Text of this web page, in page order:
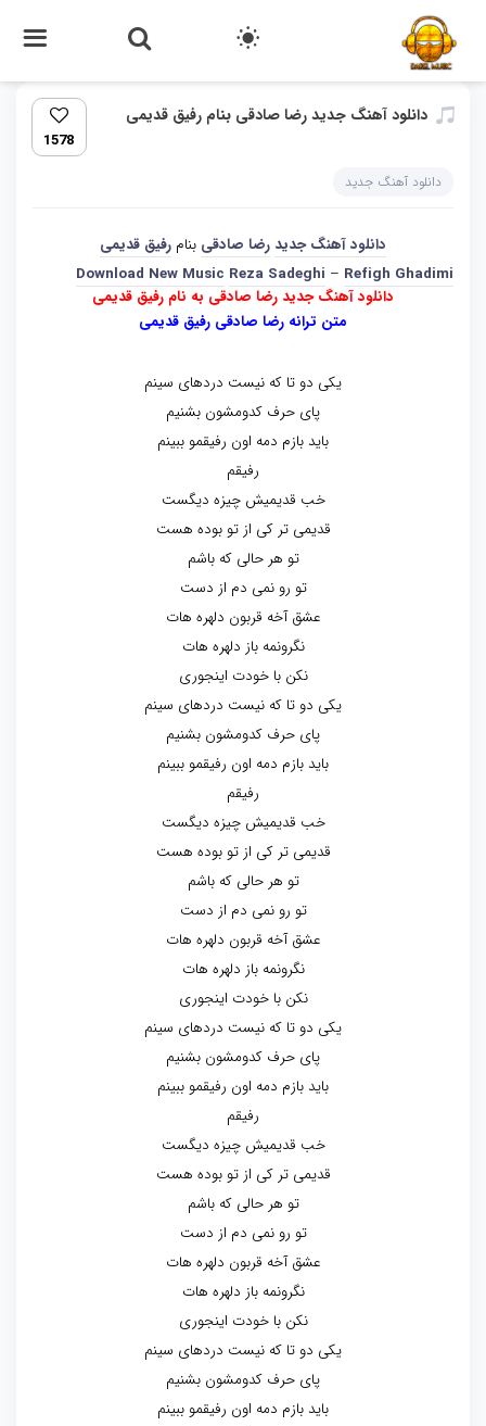
دانلود آهنگ جدید رضا صادقی بنام رفیق قدیمی
1578
دانلود آهنگ جدید
دانلود آهنگ جدید رضا صادقی بنام رفیق قدیمی
Download New Music Reza Sadeghi – Refigh Ghadimi
دانلود آهنگ جدید رضا صادقی به نام رفیق قدیمی
متن ترانه رضا صادقی رفیق قدیمی
یکی دو تا که نیست دردهای سینم
پای حرف کدومشون بشنیم
باید بازم دمه اون رفیقمو ببینم
رفیقم
خب قدیمیش چیزه دیگست
قدیمی تر کی از تو بوده هست
تو هر حالی که باشم
تو رو نمی دم از دست
عشق آخه قربون دلهره هات
نگرونمه باز دلهره هات
نکن با خودت اینجوری
یکی دو تا که نیست دردهای سینم
پای حرف کدومشون بشنیم
باید بازم دمه اون رفیقمو ببینم
رفیقم
خب قدیمیش چیزه دیگست
قدیمی تر کی از تو بوده هست
تو هر حالی که باشم
تو رو نمی دم از دست
عشق آخه قربون دلهره هات
نگرونمه باز دلهره هات
نکن با خودت اینجوری
یکی دو تا که نیست دردهای سینم
پای حرف کدومشون بشنیم
باید بازم دمه اون رفیقمو ببینم
رفیقم
خب قدیمیش چیزه دیگست
قدیمی تر کی از تو بوده هست
تو هر حالی که باشم
تو رو نمی دم از دست
عشق آخه قربون دلهره هات
نگرونمه باز دلهره هات
نکن با خودت اینجوری
یکی دو تا که نیست دردهای سینم
پای حرف کدومشون بشنیم
باید بازم دمه اون رفیقمو ببینم